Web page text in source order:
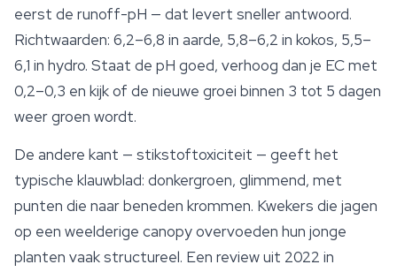
eerst de runoff-pH — dat levert sneller antwoord.
Richtwaarden: 6,2–6,8 in aarde, 5,8–6,2 in kokos, 5,5–
6,1 in hydro. Staat de pH goed, verhoog dan je EC met
0,2–0,3 en kijk of de nieuwe groei binnen 3 tot 5 dagen
weer groen wordt.
De andere kant — stikstoftoxiciteit — geeft het
typische klauwblad: donkergroen, glimmend, met
punten die naar beneden krommen. Kwekers die jagen
op een weelderige canopy overvoeden hun jonge
planten vaak structureel. Een review uit 2022 in